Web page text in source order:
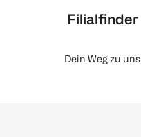
Filialfinder
Dein Weg zu uns